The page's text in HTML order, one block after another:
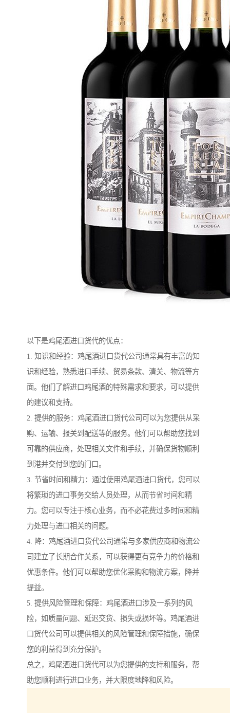
以下是鸡尾酒进口货代的优点：
1. 知识和经验：鸡尾酒进口货代公司通常具有丰富的知
识和经验，熟悉进口手续、贸易条款、清关、物流等方
面。他们了解进口鸡尾酒的特殊需求和要求，可以提供
的建议和支持。
2. 提供的服务：鸡尾酒进口货代公司可以为您提供从采
购、运输、报关到配送等的服务。他们可以帮助您找到
可靠的供应商，处理相关文件和手续，并确保货物顺利
到港并交付到您的门口。
3. 节省时间和精力：通过使用鸡尾酒进口货代，您可以
将繁琐的进口事务交给人员处理，从而节省时间和精
力。您可以专注于核心业务，而不必花费过多时间和精
力处理与进口相关的问题。
4. 降：鸡尾酒进口货代公司通常与多家供应商和物流公
司建立了长期合作关系，可以获得更有竞争力的价格和
优惠条件。他们可以帮助您优化采购和物流方案，降并
提益。
5. 提供风险管理和保障：鸡尾酒进口涉及一系列的风
险，如质量问题、延迟交货、损失或损坏等。鸡尾酒进
口货代公司可以提供相关的风险管理和保障措施，确保
您的利益得到充分保护。
总之，鸡尾酒进口货代可以为您提供的支持和服务，帮
助您顺利进行进口业务，并大限度地降和风险。